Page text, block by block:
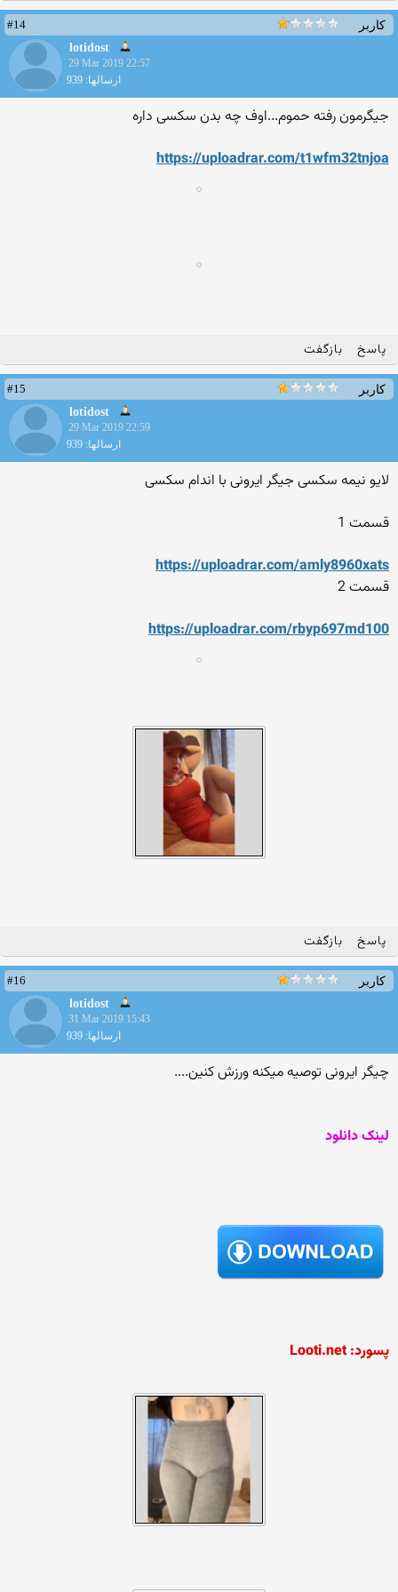
کاربر
#14
lotidost
29 Mar 2019 22:57
ارسالها: 939
جیگرمون رفته حموم...اوف چه بدن سکسی داره
https://uploadrar.com/t1wfm32tnjoa
پاسخ بازگفت
کاربر
#15
lotidost
29 Mar 2019 22:59
ارسالها: 939
لایو نیمه سکسی جیگر ایرونی با اندام سکسی
قسمت 1
https://uploadrar.com/amly8960xats
قسمت 2
https://uploadrar.com/rbyp697md100
پاسخ بازگفت
کاربر
#16
lotidost
31 Mar 2019 15:43
ارسالها: 939
چیگر ایرونی توصیه میکنه ورزش کنین....
لینک دانلود
پسورد: Looti.net